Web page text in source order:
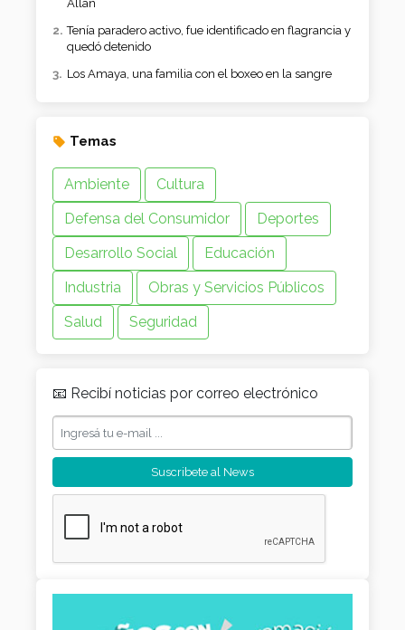
Allan
Tenía paradero activo, fue identificado en flagrancia y
quedó detenido
Los Amaya, una familia con el boxeo en la sangre
Temas
Ambiente
Cultura
Defensa del Consumidor
Deportes
Desarrollo Social
Educación
Industria
Obras y Servicios Públicos
Salud
Seguridad
📧 Recibí noticias por correo electrónico